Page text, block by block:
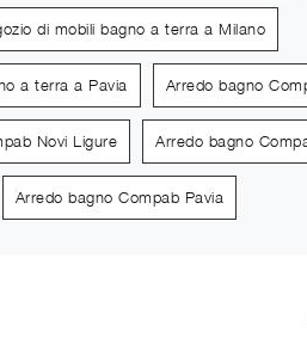
di mobili bagno a terra a Milano
a terra a Pavia Arredo bagno
Novi Ligure Arredo bagno
Arredo bagno Compab Pavia